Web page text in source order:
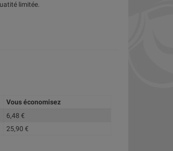
limitée.
Vous économisez
6,48 €
25,90 €